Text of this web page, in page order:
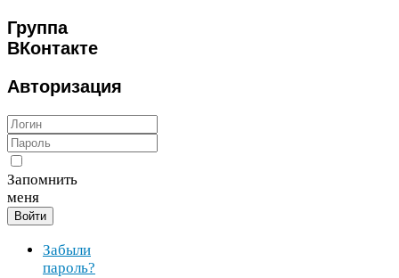
Группа
ВКонтакте
Авторизация
Запомнить
меня
Войти
Забыли
пароль?